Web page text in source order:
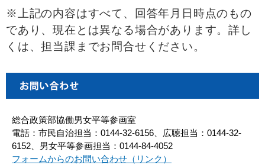
※上記の内容はすべて、回答年月日時点のもの
であり、現在とは異なる場合があります。詳し
くは、担当課までお問合せください。
総合政策部協働男女平等参画室
電話：市民自治担当：0144-32-6156、広聴担当：0144-32-
6152、男女平等参画担当：0144-84-4052
フォームからのお問い合わせ（リンク）